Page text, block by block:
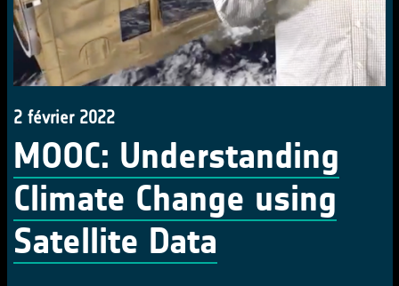
2 février 2022
MOOC: Understanding
Climate Change using
Satellite Data